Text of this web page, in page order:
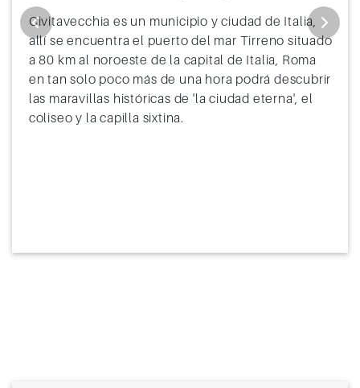
Civitavecchia es un municipio y ciudad de Italia,
allí se encuentra el puerto del mar Tirreno situado
a 80 km al noroeste de la capital de Italia, Roma
en tan solo poco más de una hora podrá descubrir
las maravillas históricas de 'la ciudad eterna', el
coliseo y la capilla sixtina.